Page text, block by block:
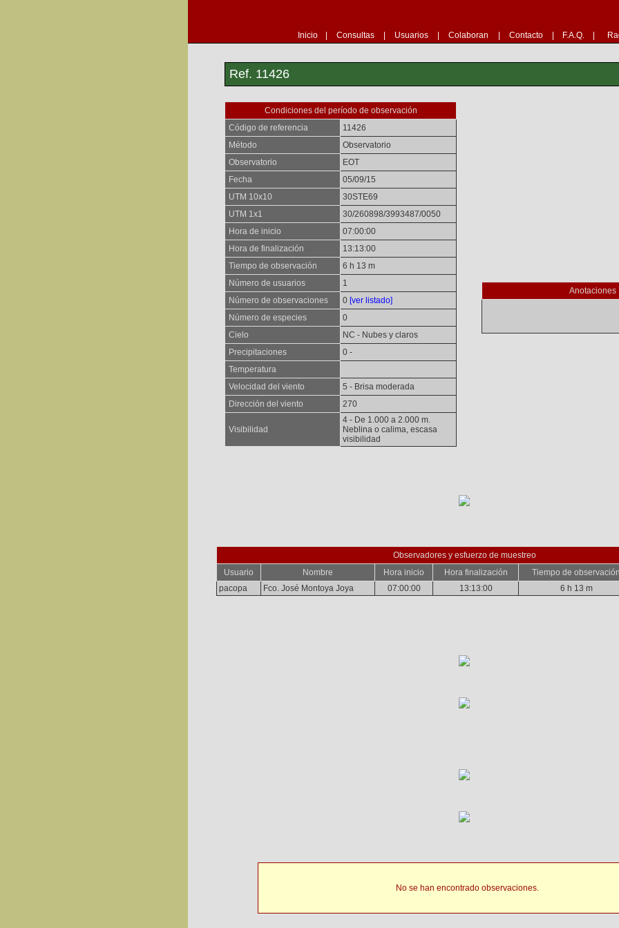
Inicio Consultas Usuarios Colaboran Contacto F.A.Q.
Ref. 11426
Condiciones del período de observación
Código de referencia
11426
Método
Observatorio
Observatorio
EOT
Fecha
05/09/15
UTM 10x10
30STE69
UTM 1x1
30/260898/3993487/0050
Hora de inicio
07:00:00
Hora de finalización
13:13:00
Tiempo de observación
6 h 13 m
Número de usuarios
1
Número de observaciones
0 [ver listado]
Número de especies
0
Cielo
NC - Nubes y claros
Precipitaciones
0 -
Temperatura
Velocidad del viento
5 - Brisa moderada
Dirección del viento
270
Visibilidad
4 - De 1.000 a 2.000 m.
Neblina o calima, escasa
visibilidad
Anotaciones
Observadores y esfuerzo de muestreo
Usuario
Nombre Hora inicio Hora finalización Tiempo de observación
pacopa
Fco. José Montoya Joya 07:00:00 13:13:00 6 h 13 m
No se han encontrado observaciones.